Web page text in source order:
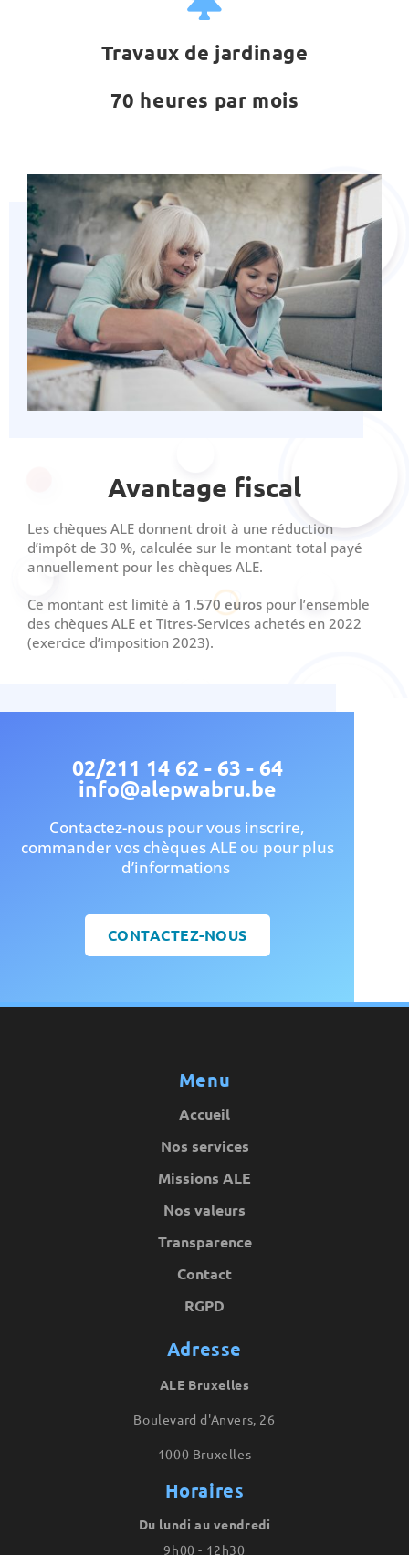
Travaux de jardinage
70 heures par mois
Avantage fiscal
Les chèques ALE donnent droit à une réduction
d’impôt de 30 %, calculée sur le montant total payé
annuellement pour les chèques ALE.
Ce montant est limité à 1.570 euros pour l’ensemble
des chèques ALE et Titres-Services achetés en 2022
(exercice d’imposition 2023).
02/211 14 62 - 63 - 64
info@alepwabru.be
Contactez-nous pour vous inscrire,
commander vos chèques ALE ou pour plus
d’informations
CONTACTEZ-NOUS
Menu
Accueil
Nos services
Missions ALE
Nos valeurs
Transparence
Contact
RGPD
Adresse
ALE Bruxelles
Boulevard d'Anvers, 26
1000 Bruxelles
Horaires
Du lundi au vendredi
9h00 - 12h30